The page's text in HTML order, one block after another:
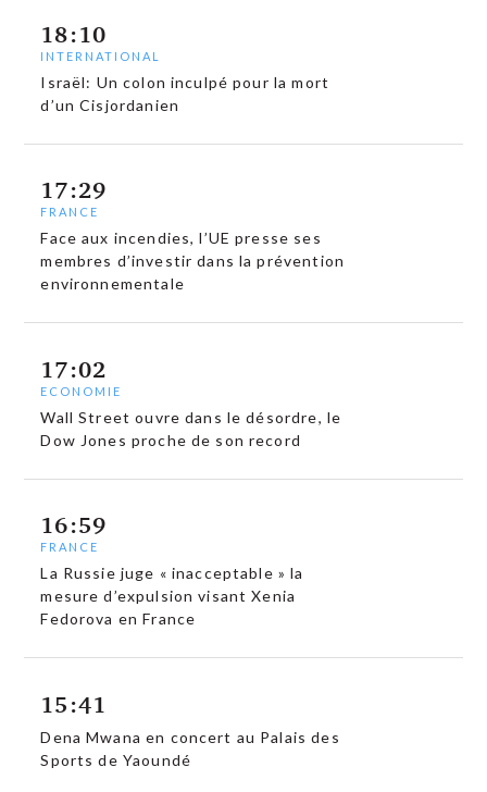
18:10
INTERNATIONAL
Israël: Un colon inculpé pour la mort
d’un Cisjordanien
17:29
FRANCE
Face aux incendies, l’UE presse ses
membres d’investir dans la prévention
environnementale
17:02
ECONOMIE
Wall Street ouvre dans le désordre, le
Dow Jones proche de son record
16:59
FRANCE
La Russie juge « inacceptable » la
mesure d’expulsion visant Xenia
Fedorova en France
15:41
Dena Mwana en concert au Palais des
Sports de Yaoundé